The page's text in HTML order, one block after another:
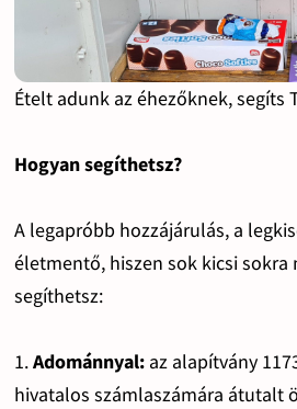
Ételt adunk az éhezőknek, segíts
Hogyan segíthetsz?
A legapróbb hozzájárulás, a
életmentő, hiszen sok kicsi sokra
segíthetsz:
1.Adománnyal: az alapítvány
hivatalos számlaszámára átutalt